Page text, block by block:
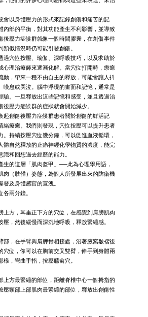
會以身體壓力的形式來記錄創傷和痛苦的記
內部的平衡，對其功能產生不利影響，並導致
後壓力症候群就像一個時間膠囊，在創傷事件
類似情況時仍可能引發創傷。
過穴位按壓、瑜伽、深呼吸技巧，以及求助於
心理治療師來逐漸化解。當穴位打開時，療癒
動，帶來一種不由自主的釋放，可能會讓人抖
嘆息或哭泣。腦中浮現的畫面和記憶，通常是
驗。一旦釋放出這些記憶和感受，並且透過治
後壓力症候群的症狀就會開始減少。
起創傷後壓力症候群患者關於創傷的鮮活記
緒療癒。我們則發現，穴位按壓可以提升患者
。持續按壓穴位幾分鐘，可以促進血液循環，
體自然釋放的止痛神經化學物質的濃度，能完
識和回想過去經歷的能力。
生的這層「肌肉盔甲」──此為心理學用語，
肉（肢體）姿態，為個人所發展出來的防衛機
發及身體感官的宣洩。
各兩分鐘。
上方，耳垂正下方的穴位，在感覺到肩膀肌肉
壓，然後緩慢而深沉地呼吸，釋放緊繃感。
部，在手臂與肩胛骨相接處，沿著腋窩皺褶後
穴位，你可以在胸前交叉雙臂，伸手到身體兩
樣，彎曲手指，按壓臑俞穴。
上方最緊繃的部位，距離脊椎中心一個拇指的
壓頸部上部肌肉最緊繃的部位，釋放出創傷性